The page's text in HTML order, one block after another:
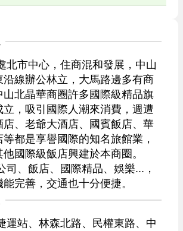
沿線辦公林立，大馬路邊多有商
山北晶華商圈許多國際級精品旗
立，吸引國際人潮來消費，週遭
店、老爺大酒店、國賓飯店、華
都是享譽國際的知名旅館業，
國際級飯店興建於本商圈。
完善，交通也十分便捷。